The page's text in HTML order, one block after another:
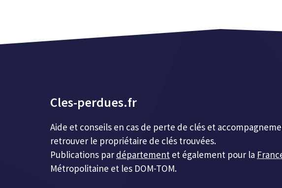
Cles-perdues.fr
Aide et conseils en cas de perte de clés et
retrouver le propriétaire de clés trouvées.
Publications par département et également pour la
Métropolitaine et les DOM-TOM.